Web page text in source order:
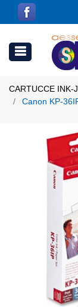
Open menu
CARTUCCE INK-
Canon KP-